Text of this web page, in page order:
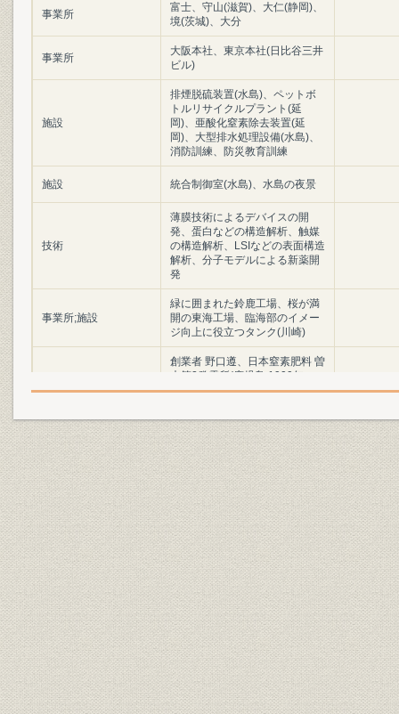
事業所
富士、守山(滋賀)、大仁(静岡)、
境(茨城)、大分
事業所
大阪本社、東京本社(日比谷三井
ビル)
施設
排煙脱硫装置(水島)、ペットボ
トルリサイクルプラント(延
岡)、亜酸化窒素除去装置(延
岡)、大型排水処理設備(水島)、
消防訓練、防災教育訓練
施設 統合制御室(水島)、水島の夜景
技術
薄膜技術によるデバイスの開
発、蛋白などの構造解析、触媒
の構造解析、LSIなどの表面構造
解析、分子モデルによる新薬開
発
事業所;施設
緑に囲まれた鈴鹿工場、桜が満
開の東海工場、臨海部のイメー
ジ向上に役立つタンク(川崎)
役員;施設
創業者 野口遵、日本窒素肥料 曽
木第2発電所(鹿児島 1909年
頃)、曽木第2発電所跡(1999
工場(水俣 1909年)
1909年、
事業所
朝鮮窒素肥料 鳥瞰図(1907年)、
朝鮮窒素肥料 興南工場
沿革 旭化成の前身
明治39年
(1950年)
事業所;技術
日本窒素肥料 延岡工場第1期工
事完成(1923年)、ルイジ・カザ
レ博士、来日したカザレ博士を
囲んで(1923年)、現在の向陽倶
楽部
1923年
旭絹織 膳所工場(1926年)、レー
ヨン再操作業(旭絹織 1928年